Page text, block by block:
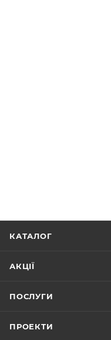
КАТАЛОГ
АКЦІЇ
ПОСЛУГИ
ПРОЕКТИ